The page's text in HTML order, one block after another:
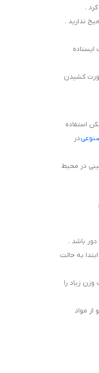
.
ندارید .
کشیدن
استفاده
در
در محیط
باشد .
به حالت
زیاد را
مواد